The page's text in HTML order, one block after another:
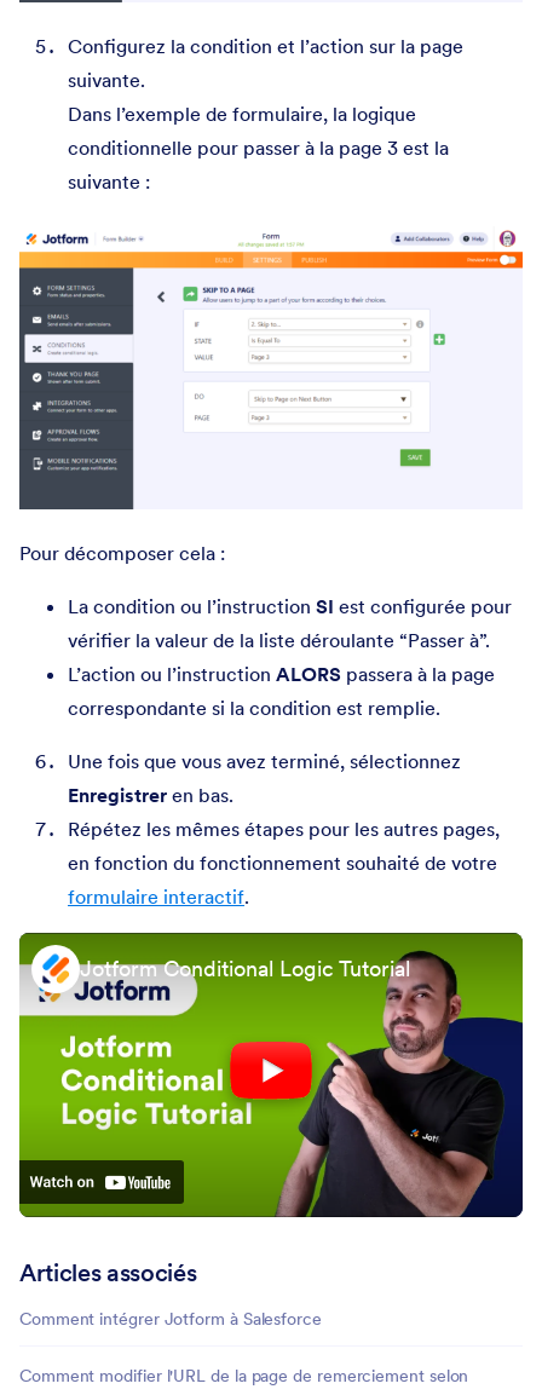
Configurez la condition et l’action sur la page
suivante.
Dans l’exemple de formulaire, la logique
conditionnelle pour passer à la page 3 est la
suivante :
Pour décomposer cela :
La condition ou l’instruction SI est configurée pour
vérifier la valeur de la liste déroulante “Passer à”.
L’action ou l’instruction ALORS passera à la page
correspondante si la condition est remplie.
Une fois que vous avez terminé, sélectionnez
Enregistrer en bas.
Répétez les mêmes étapes pour les autres pages,
en fonction du fonctionnement souhaité de votre
formulaire interactif.
Jotform Conditional Logic Tutorial
Articles associés
Comment intégrer Jotform à Salesforce
Comment modifier l'URL de la page de remerciement selon